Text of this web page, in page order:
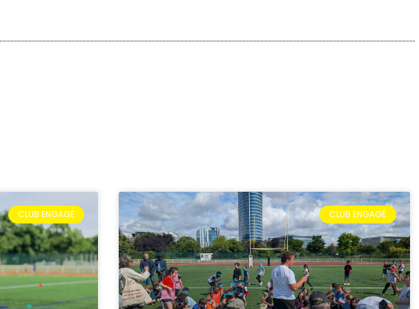
CLUB ENGAGÉ CLUB ENGAGÉ